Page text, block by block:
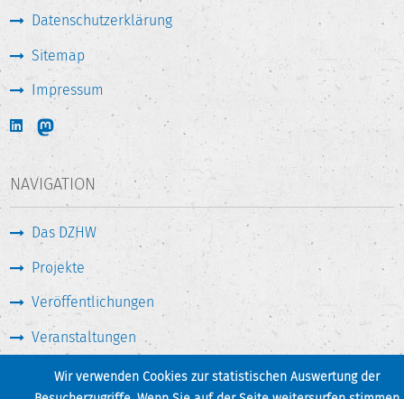
Wir verwenden Cookies zur statistischen Auswertung der
Datenschutzerklärung
Sitemap
Impressum
NAVIGATION
Das DZHW
Projekte
Veröffentlichungen
Veranstaltungen
Medien & Service